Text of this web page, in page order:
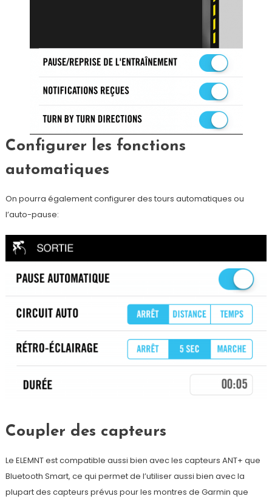
Configurer les fonctions
automatiques
On pourra également configurer des tours automatiques ou
l’auto-pause:
Coupler des capteurs
Le ELEMNT est compatible aussi bien avec les capteurs ANT+ que
Bluetooth Smart, ce qui permet de l’utiliser aussi bien avec la
plupart des capteurs prévus pour les montres de Garmin que